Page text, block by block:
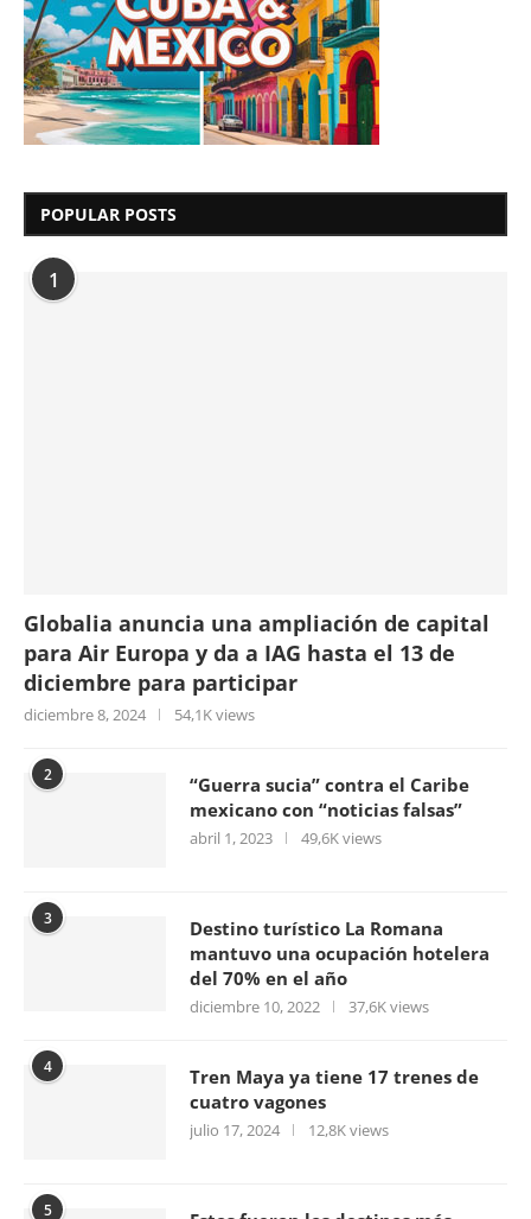
POPULAR POSTS
1
Globalia anuncia una ampliación de capital
para Air Europa y da a IAG hasta el 13 de
diciembre para participar
diciembre 8, 2024 54,1K views
2
“Guerra sucia” contra el Caribe
mexicano con “noticias falsas”
abril 1, 2023 49,6K views
3
Destino turístico La Romana
mantuvo una ocupación hotelera
del 70% en el año
diciembre 10, 2022 37,6K views
4
Tren Maya ya tiene 17 trenes de
cuatro vagones
julio 17, 2024 12,8K views
5